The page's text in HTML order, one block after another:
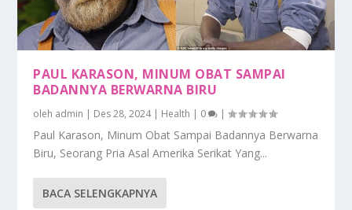
PAUL KARASON, MINUM OBAT SAMPAI
BADANNYA BERWARNA BIRU
oleh admin | Des 28, 2024| Health | 0 |
Paul Karason, Minum Obat Sampai Badannya Berwarna
Biru, Seorang Pria Asal Amerika Serikat Yang...
BACA SELENGKAPNYA